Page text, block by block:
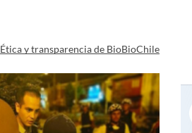
Ética y transparencia de BioBioChile